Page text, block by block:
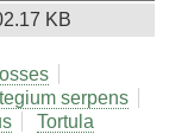
KB
serpens
Tortula